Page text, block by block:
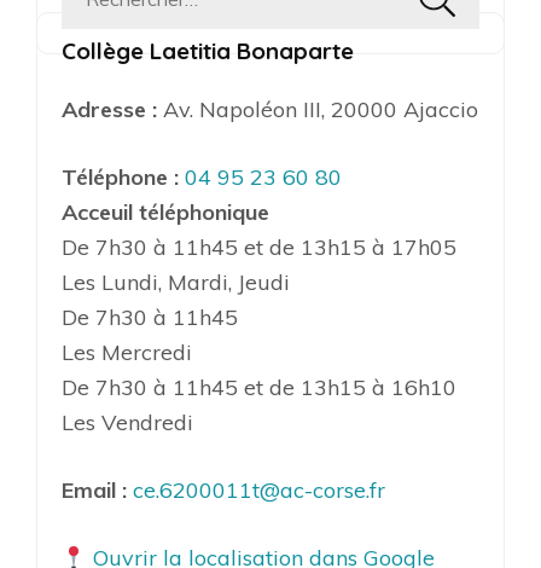
Collège Laetitia Bonaparte
Adresse : Av. Napoléon III, 20000 Ajaccio
Téléphone : 04 95 23 60 80
Acceuil téléphonique
De 7h30 à 11h45 et de 13h15 à 17h05
Les Lundi, Mardi, Jeudi
De 7h30 à 11h45
Les Mercredi
De 7h30 à 11h45 et de 13h15 à 16h10
Les Vendredi
Email : ce.6200011t@ac-corse.fr
Ouvrir la localisation dans Google